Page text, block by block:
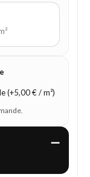
(+5,00 € / m²)
—